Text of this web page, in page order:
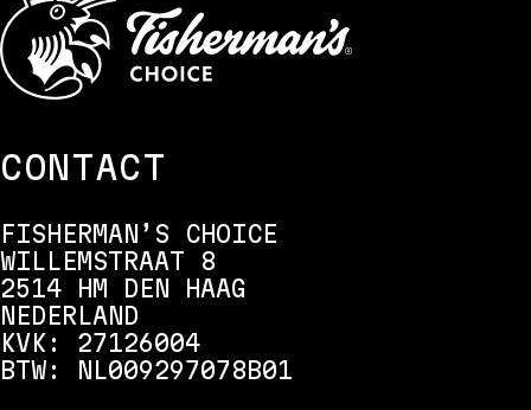
CONTACT
FISHERMAN’S CHOICE
WILLEMSTRAAT 8
2514 HM DEN HAAG
NEDERLAND
KVK: 27126004
BTW: NL009297078B01